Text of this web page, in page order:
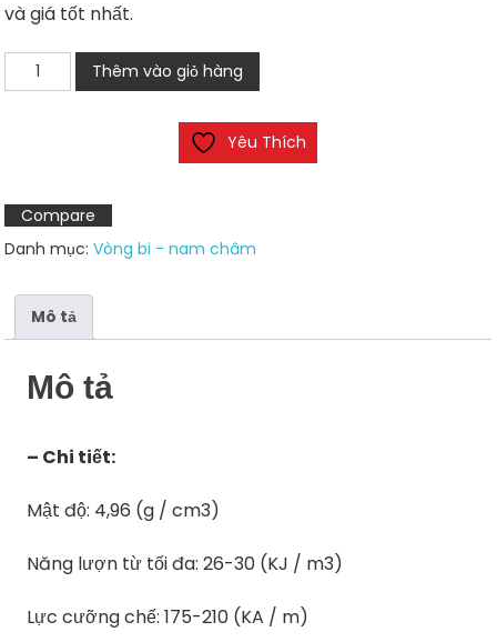
và giá tốt nhất.
Nam
châm
số
lượng
Thêm vào giỏ hàng
Yêu Thích
Compare
Danh mục:Vòng bi - nam châm
Mô tả
Mô tả
– Chi tiết:
Mật độ: 4,96 (g / cm3)
Năng lượn từ tối đa: 26-30 (KJ / m3)
Lực cưỡng chế: 175-210 (KA / m)